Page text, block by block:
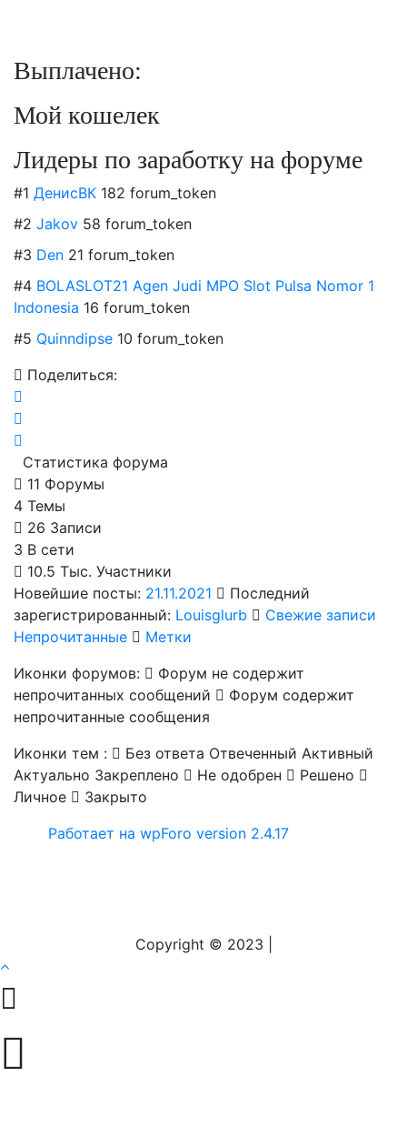
Выплачено:
Мой кошелек
Лидеры по заработку на форуме
#1 ДенисВК 182 forum_token
#2 Jakov 58 forum_token
#3 Den 21 forum_token
#4 BOLASLOT21 Agen Judi MPO Slot Pulsa Nomor 1
Indonesia 16 forum_token
#5 Quinndipse 10 forum_token
Поделиться:
Статистика форума
11 Форумы
4 Темы
26 Записи
3 В сети
10.5 Тыс. Участники
Новейшие посты: 21.11.2021
Последний
зарегистрированный: Louisglurb
Свежие записи
Непрочитанные
Метки
Иконки форумов:
Форум не содержит
непрочитанных сообщений
Форум содержит
непрочитанные сообщения
Иконки тем :
Без ответа Отвеченный Активный
Актуально Закреплено Не одобрен
Решено
Личное
Закрыто
Работает на wpForo version 2.4.17
Copyright © 2023 |